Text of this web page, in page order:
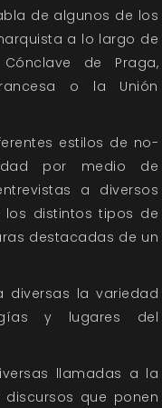
de algunos de los
a lo largo de
de Praga,
o la Unión
estilos de no-
por medio de
a diversos
distintos tipos de
destacadas de un
diversas la variedad
y lugares del
llamadas a la
que ponen